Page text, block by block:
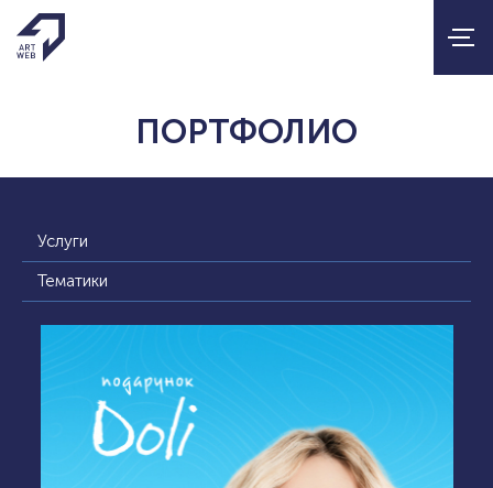
ПОРТФОЛИО
Услуги
Тематики